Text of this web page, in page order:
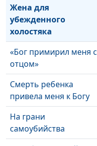
Жена для
убежденного
холостяка
«Бог примирил меня с
отцом»
Смерть ребенка
привела меня к Богу
На грани
самоубийства